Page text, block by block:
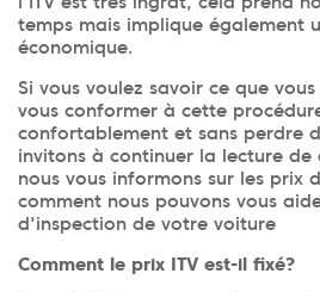
temps mais implique également
économique.
Si vous voulez savoir ce que
vous conformer à cette
confortablement et sans perdre
invitons à continuer la lecture de
nous vous informons sur les prix
comment nous pouvons vous
d'inspection de votre voiture
Comment le prix ITV est-il fixé?